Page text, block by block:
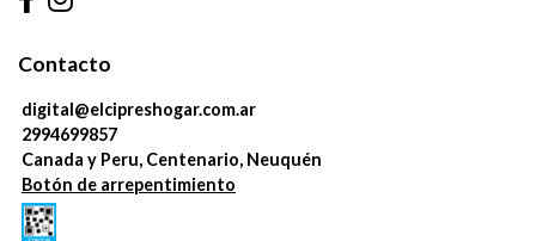
Contacto
digital@elcipreshogar.com.ar
2994699857
Canada y Peru, Centenario, Neuquén
Botón de arrepentimiento